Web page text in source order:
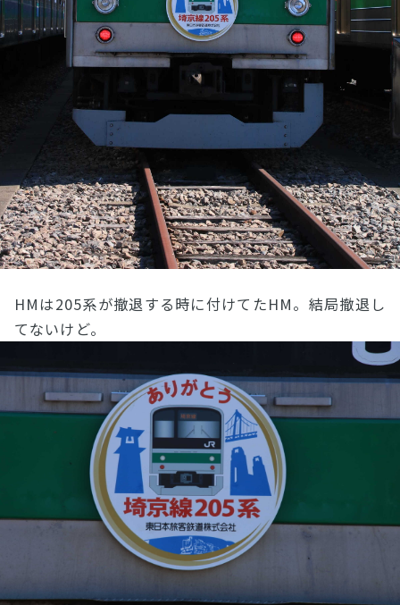
HMは205系が撤退する時に付けてたHM。結局撤退し
てないけど。